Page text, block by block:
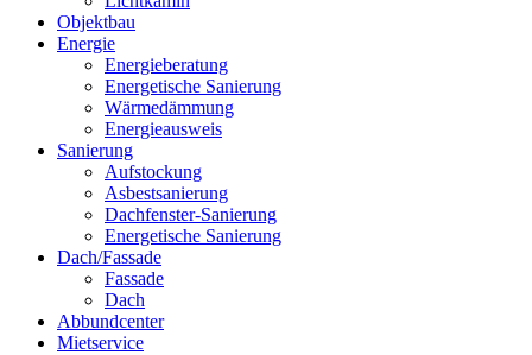
Objektbau
Energie
Energieberatung
Energetische Sanierung
Wärmedämmung
Energieausweis
Sanierung
Aufstockung
Asbestsanierung
Dachfenster-Sanierung
Energetische Sanierung
Dach/Fassade
Fassade
Dach
Abbundcenter
Mietservice